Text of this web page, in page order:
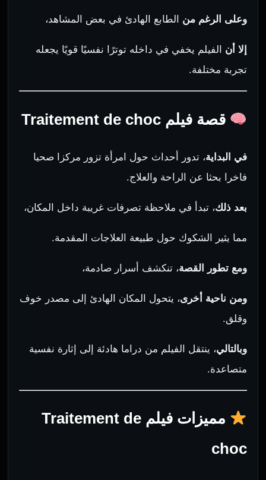
وعلى الرغم من الطابع الهادئ في بعض المشاهد،
إلا أن الفيلم يخفي في داخله توترًا نفسيًا قويًا يجعله
تجربة مختلفة.
قصة فيلم Traitement de choc
في البداية، تدور أحداث حول امرأة تزور مركزا صحيا
فاخرا بحثا عن الراحة والعلاج.
بعد ذلك، تبدأ في ملاحظة تصرفات غريبة داخل المكان،
مما يثير الشكوك حول طبيعة العلاجات المقدمة.
ومع تطور القصة، تنكشف أسرار صادمة،
ومن ناحية أخرى، يتحول المكان الهادئ إلى مصدر خوف
وقلق.
وبالتالي، ينتقل الفيلم من دراما هادئة إلى إثارة نفسية
متصاعدة.
مميزات فيلم Traitement de
choc